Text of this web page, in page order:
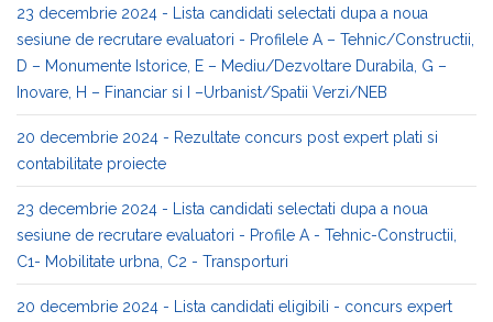
23 decembrie 2024 - Lista candidati selectati dupa a noua
sesiune de recrutare evaluatori - Profilele A – Tehnic/Constructii,
D – Monumente Istorice, E – Mediu/Dezvoltare Durabila, G –
Inovare, H – Financiar si I –Urbanist/Spatii Verzi/NEB
20 decembrie 2024 - Rezultate concurs post expert plati si
contabilitate proiecte
23 decembrie 2024 - Lista candidati selectati dupa a noua
sesiune de recrutare evaluatori - Profile A - Tehnic-Constructii,
C1- Mobilitate urbna, C2 - Transporturi
20 decembrie 2024 - Lista candidati eligibili - concurs expert